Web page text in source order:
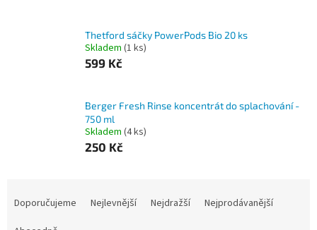
Thetford sáčky PowerPods Bio 20 ks
Skladem (1 ks)
599 Kč
Berger Fresh Rinse koncentrát do splachování -
750 ml
Skladem (4 ks)
250 Kč
Doporučujeme Nejlevnější Nejdražší
Nejprodávanější